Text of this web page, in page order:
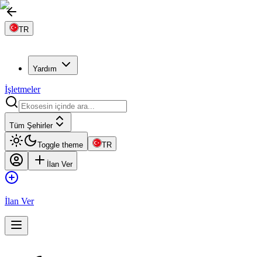
TR
Yardım
İşletmeler
Tüm Şehirler
Toggle theme TR
İlan Ver
İlan Ver